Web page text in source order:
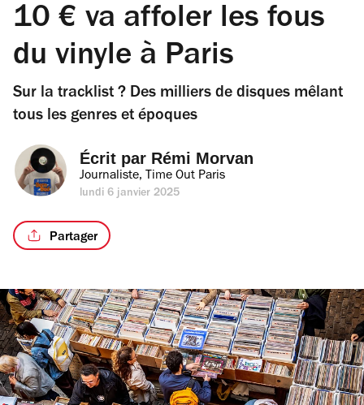
10 € va affoler les fous
du vinyle à Paris
Sur la tracklist ? Des milliers de disques mêlant
tous les genres et époques
Écrit par Rémi Morvan
Journaliste, Time Out Paris
lundi 6 janvier 2025
Partager